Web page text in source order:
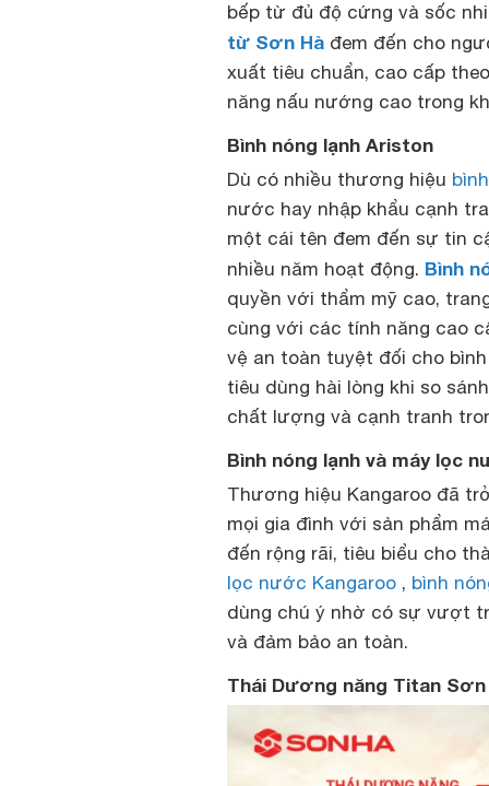
bếp từ đủ độ cứng và sốc
từ Sơn Hà đem đến cho
xuất tiêu chuẩn, cao cấp
năng nấu nướng cao trong
Bình nóng lạnh Ariston
Dù có nhiều thương hiệu
nước hay nhập khẩu cạnh
một cái tên đem đến sự tin
nhiều năm hoạt động. Bình
quyền với thẩm mỹ cao,
cùng với các tính năng cao
vệ an toàn tuyệt đối cho
tiêu dùng hài lòng khi so
chất lượng và cạnh tranh
Bình nóng lạnh và máy lọc
Thương hiệu Kangaroo đã
mọi gia đình với sản phẩm
đến rộng rãi, tiêu biểu cho
lọc nước Kangaroo , bình
dùng chú ý nhờ có sự vượt
và đảm bảo an toàn.
Thái Dương năng Titan Sơn